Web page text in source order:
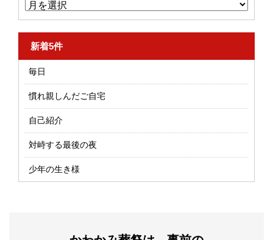
新着5件
毎日
慣れ親しんだご自宅
自己紹介
対峙する最後の夜
少年の生き様